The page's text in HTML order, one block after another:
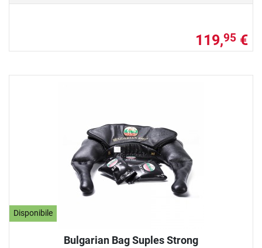
119,95 €
Disponibile
Bulgarian Bag Suples Strong